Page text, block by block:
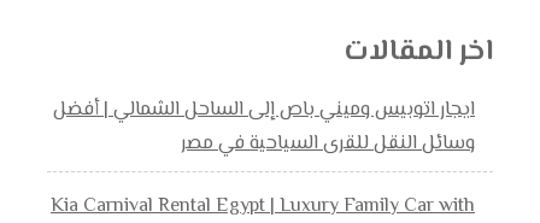
اخر المقالات
ايجار اتوبيس وميني باص إلى الساحل الشمالي | أفضل
وسائل النقل للقرى السياحية في مصر
Kia Carnival Rental Egypt | Luxury Family Car with